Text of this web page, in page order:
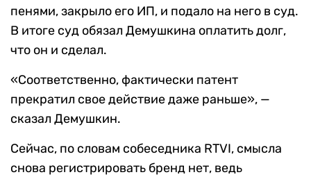
пенями, закрыло его ИП, и подало на него в суд.
В итоге суд обязал Демушкина оплатить долг,
что он и сделал.
«Соответственно, фактически патент
прекратил свое действие даже раньше», —
сказал Демушкин.
Сейчас, по словам собеседника RTVI, смысла
снова регистрировать бренд нет, ведь